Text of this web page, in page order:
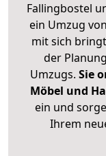
Fallingbostel
ein Umzug
mit sich
der
Umzugs. Sie
Möbel und
ein und
Ihrem